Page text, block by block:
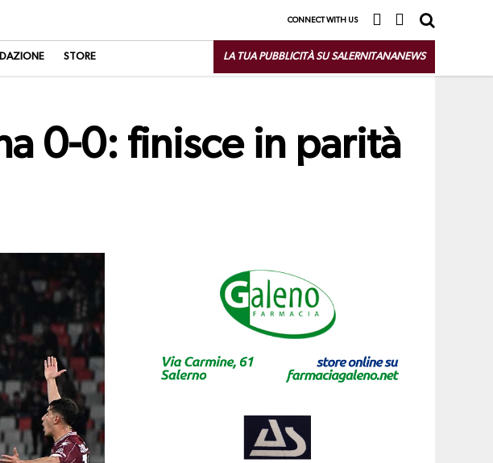
CONNECT WITH US
STORE LA TUA PUBBLICITÀ SU SALERNITANANEWS
0-0: finisce in parità